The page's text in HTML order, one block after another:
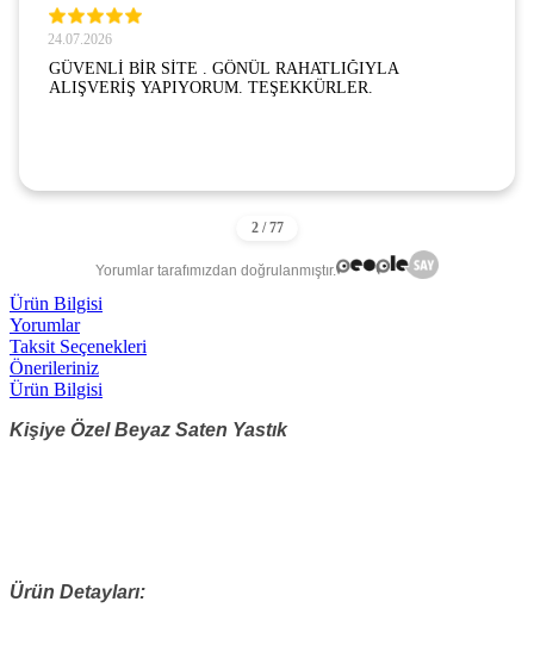
24.07.2026
GÜVENLİ BİR SİTE . GÖNÜL RAHATLIĞIYLA
ALIŞVERİŞ YAPIYORUM. TEŞEKKÜRLER.
Yorumlar tarafımızdan doğrulanmıştır.
Ürün Bilgisi
Yorumlar
Taksit Seçenekleri
Önerileriniz
Ürün Bilgisi
Kişiye Özel Beyaz Saten Yastık
Ürün Detayları: